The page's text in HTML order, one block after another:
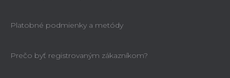
Platobné podmienky a metódy
Prečo byť registrovaným zákazníkom?